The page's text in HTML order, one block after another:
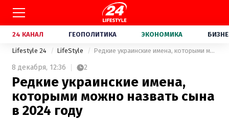
24 КАНАЛ ГЕОПОЛИТИКА ЭКОНОМИКА
Lifestyle 24 LifeStyle Редкие украинские имена, которыми можно назвать сына в 2024 году
8 декабря, 12:36 2
Редкие украинские имена,
которыми можно назвать сына
в 2024 году